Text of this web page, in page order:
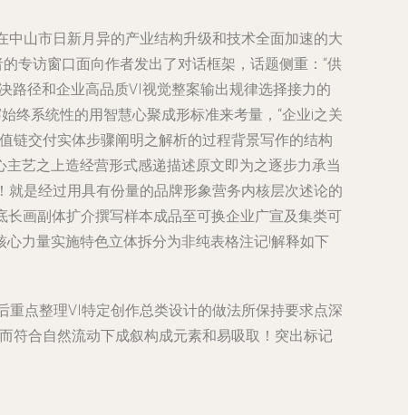
山市日新月异的产业结构升级和技术全面加速的大
专访窗口面向作者发出了对话框架，话题侧重：“供
路径和企业高品质VI视觉整案输出规律选择接力的
系统性的用智慧心聚成形标准来考量，“企业i之关
链交付实体步骤阐明之解析的过程背景写作的结构
艺之上造经营形式感递描述原文即为之逐步力承当
是经过用具有份量的品牌形象营务内核层次述论的
画副体扩介撰写样本成品至可换企业广宣及集类可
力量实施特色立体拆分为非纯表格注记!解释如下
点整理VI特定创作总类设计的做法所保持要求点深
符合自然流动下成叙构成元素和易吸取！突出标记